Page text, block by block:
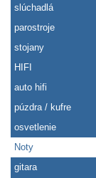
slúchadlá
parostroje
stojany
HIFI
auto hifi
púzdra / kufre
osvetlenie
Noty
gitara